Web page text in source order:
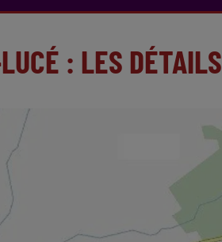
: LES DÉTAILS